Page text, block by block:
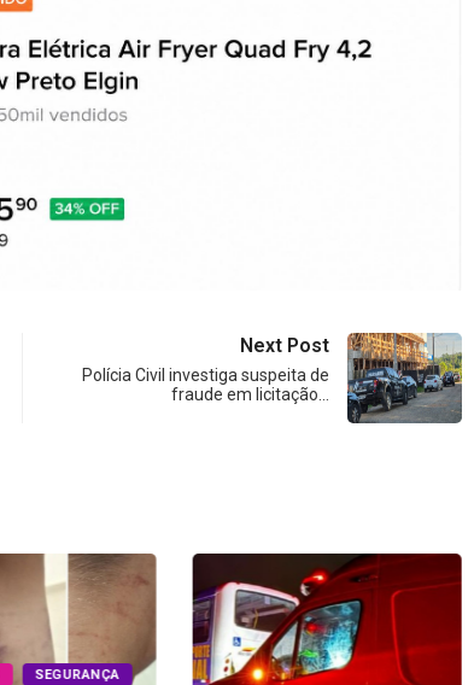
Next Post
Polícia Civil investiga suspeita de
fraude em licitação…
SEGURANÇA